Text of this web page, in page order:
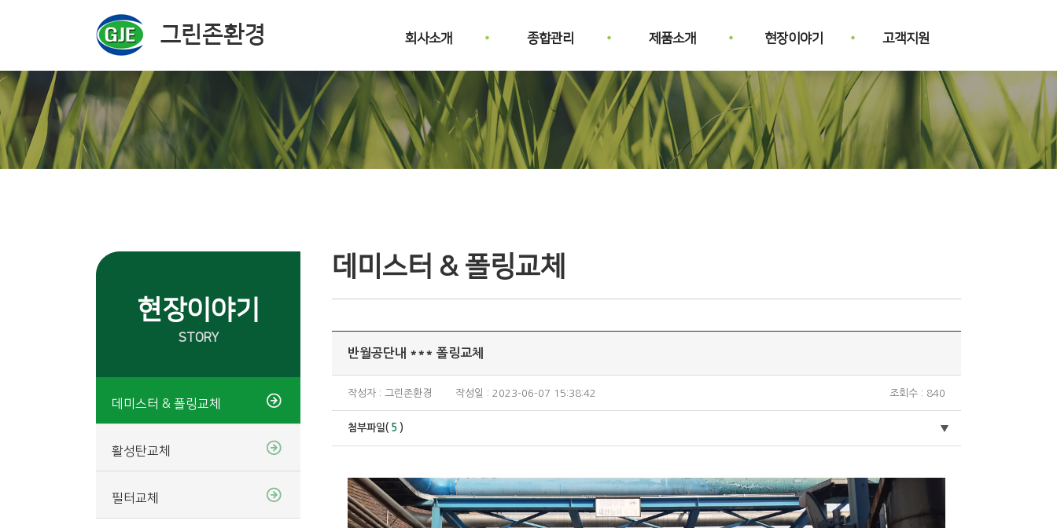
회사소개 종합관리 제품소개 현장이야기 고객지원
현장이야기
STORY
데미스터 & 폴링교체
활성탄교체
필터교체
데미스터 & 폴링교체
반월공단내 *** 폴링교체
작성자 : 그린존환경 작성일 : 2023-06-07 15:38:42 조회수 : 840
첨부파일( 5 )